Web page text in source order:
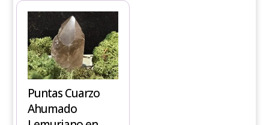
Puntas Cuarzo
Ahumado
Este
producto
tiene
múltiples
variantes.
Las
opciones